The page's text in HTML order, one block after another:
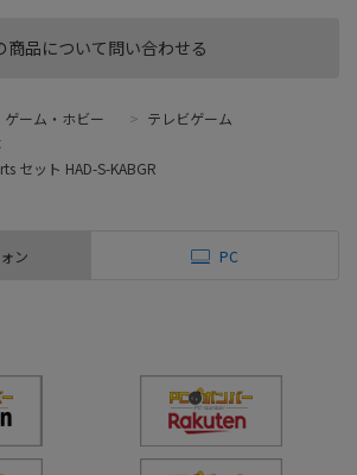
商品について問い合わせる
ゲーム・ホビー > テレビゲーム
セット HAD-S-KABGR
ン PC